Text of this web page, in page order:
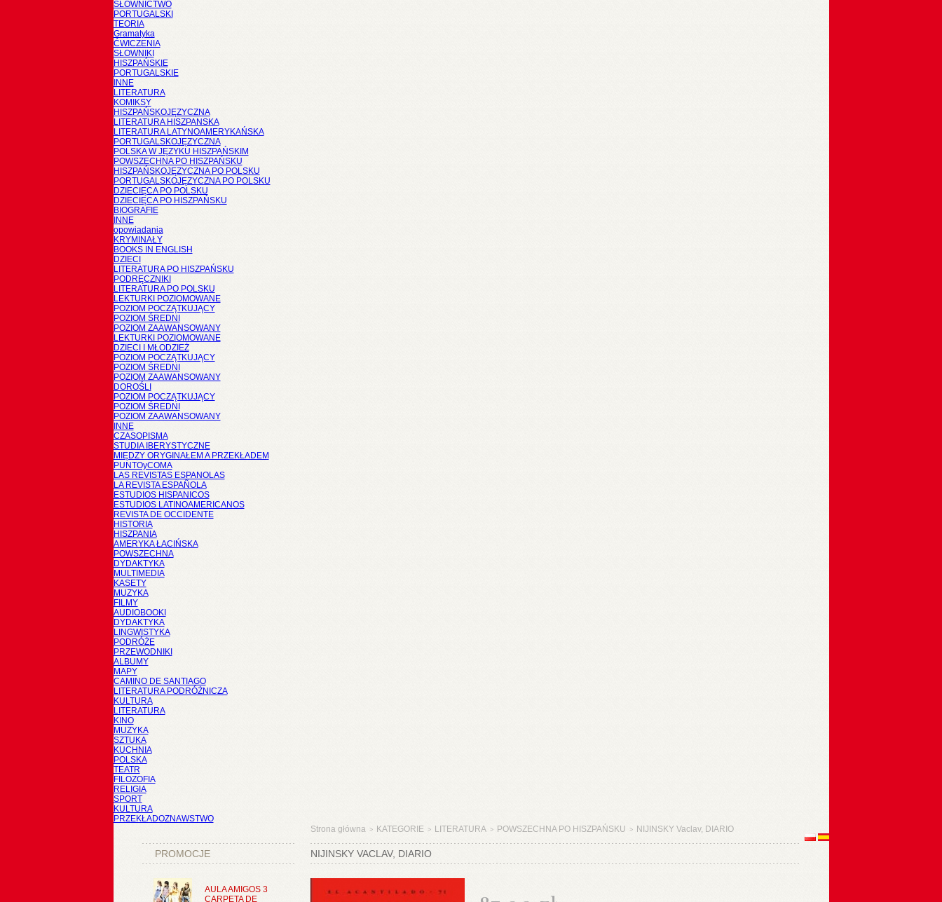
SŁOWNICTWO
PORTUGALSKI
TEORIA
Gramatyka
ĆWICZENIA
SŁOWNIKI
HISZPAŃSKIE
PORTUGALSKIE
INNE
LITERATURA
KOMIKSY
HISZPAŃSKOJĘZYCZNA
LITERATURA HISZPANSKA
LITERATURA LATYNOAMERYKAŃSKA
PORTUGALSKOJĘZYCZNA
POLSKA W JĘZYKU HISZPAŃSKIM
POWSZECHNA PO HISZPAŃSKU
HISZPAŃSKOJĘZYCZNA PO POLSKU
PORTUGALSKOJĘZYCZNA PO POLSKU
DZIECIĘCA PO POLSKU
DZIECIĘCA PO HISZPAŃSKU
BIOGRAFIE
INNE
opowiadania
KRYMINAŁY
BOOKS IN ENGLISH
DZIECI
LITERATURA PO HISZPAŃSKU
PODRĘCZNIKI
LITERATURA PO POLSKU
LEKTURKI POZIOMOWANE
POZIOM POCZĄTKUJĄCY
POZIOM ŚREDNI
POZIOM ZAAWANSOWANY
LEKTURKI POZIOMOWANE
DZIECI I MŁODZIEŻ
POZIOM POCZĄTKUJĄCY
POZIOM ŚREDNI
POZIOM ZAAWANSOWANY
DOROŚLI
POZIOM POCZĄTKUJĄCY
POZIOM ŚREDNI
POZIOM ZAAWANSOWANY
INNE
CZASOPISMA
STUDIA IBERYSTYCZNE
MIĘDZY ORYGINAŁEM A PRZEKŁADEM
PUNTOyCOMA
LAS REVISTAS ESPANOLAS
LA REVISTA ESPAÑOLA
ESTUDIOS HISPANICOS
ESTUDIOS LATINOAMERICANOS
REVISTA DE OCCIDENTE
HISTORIA
HISZPANIA
AMERYKA ŁACIŃSKA
POWSZECHNA
DYDAKTYKA
MULTIMEDIA
KASETY
MUZYKA
FILMY
AUDIOBOOKI
DYDAKTYKA
LINGWISTYKA
PODRÓŻE
PRZEWODNIKI
ALBUMY
MAPY
CAMINO DE SANTIAGO
LITERATURA PODRÓŻNICZA
KULTURA
LITERATURA
KINO
MUZYKA
SZTUKA
KUCHNIA
POLSKA
TEATR
FILOZOFIA
RELIGIA
SPORT
KULTURA
PRZEKŁADOZNAWSTWO
PROMOCJE
AULA AMIGOS 3
CARPETA DE
Strona główna > KATEGORIE > LITERATURA > POWSZECHNA PO HISZPAŃSKU > NIJINSKY Vaclav, DIARIO
NIJINSKY VACLAV, DIARIO